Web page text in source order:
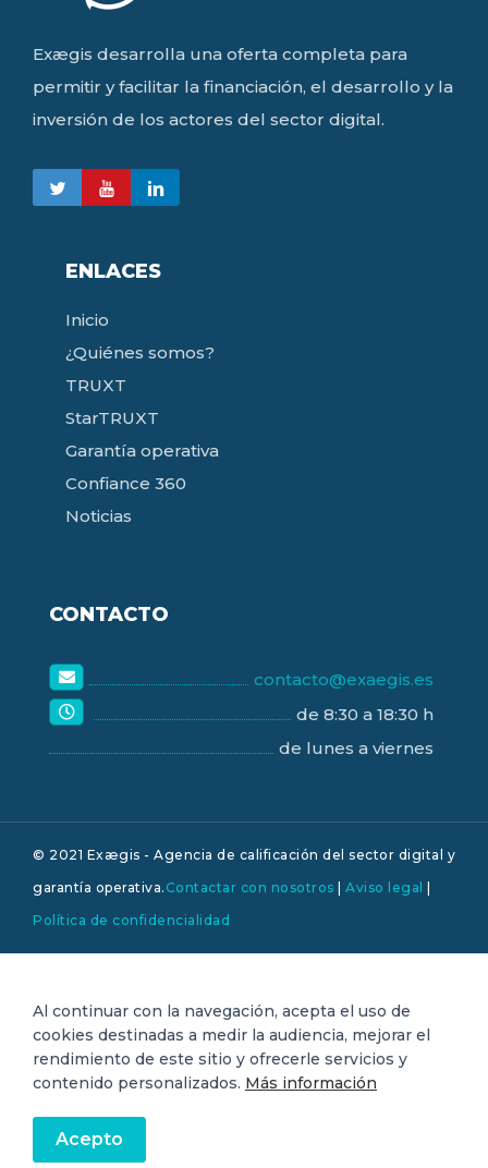
Exægis desarrolla una oferta completa para
permitir y facilitar la financiación, el desarrollo y la
inversión de los actores del sector digital.
ENLACES
Inicio
¿Quiénes somos?
TRUXT
StarTRUXT
Garantía operativa
Confiance 360
Noticias
CONTACTO
contacto@exaegis.es
de 8:30 a 18:30 h
de lunes a viernes
© 2021 Exægis - Agencia de calificación del sector digital y
garantía operativa. Contactar con nosotros | Aviso legal |
Política de confidencialidad
Al continuar con la navegación, acepta el uso de
cookies destinadas a medir la audiencia, mejorar el
rendimiento de este sitio y ofrecerle servicios y
contenido personalizados. Más información
Acepto